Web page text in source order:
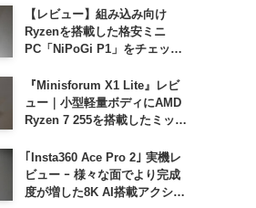
【レビュー】組み込み向け
Ryzenを搭載した格安ミニ
PC「NiPoGi P1」をチェック
高性能
『Minisforum X1 Lite』レビ
ュー｜小型軽量ボディにAMD
Ryzen 7 255を搭載したミッド
｢Insta360 Ace Pro 2｣ 実機レ
ビュー ｰ 様々な面でより完成
度が増した8K AI搭載アクショ